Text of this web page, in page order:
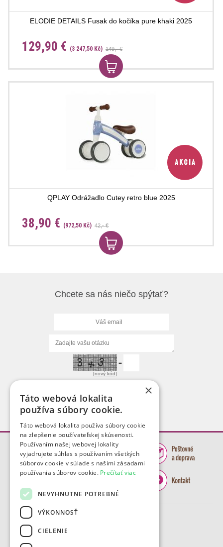
ELODIE DETAILS Fusak do kočíka pure khaki 2025
129,90 € (3 247,50 Kč) 149,- €
QPLAY Odrážadlo Cutey retro blue 2025
38,90 € (972,50 Kč) 42,- €
Chcete sa nás niečo spýtať?
[nový kód]
=
×
Táto webová lokalita
používa súbory cookie.
Táto webová lokalita používa súbory cookie
na zlepšenie používateľskej skúsenosti.
Používaním našej webovej lokality
vyjadrujete súhlas s používaním všetkých
súborov cookie v súlade s našimi zásadami
používania súborov cookie. Prečítať viac
NEVYHNUTNE POTREBNÉ
VÝKONNOSŤ
CIELENIE